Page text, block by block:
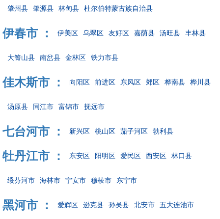
肇州县 肇源县 林甸县 杜尔伯特蒙古族自治县
伊春市 ： 伊美区 乌翠区 友好区 嘉荫县 汤旺县 丰林县
大箐山县 南岔县 金林区 铁力市县
佳木斯市 ： 向阳区 前进区 东风区 郊区 桦南县 桦川县
汤原县 同江市 富锦市 抚远市
七台河市 ： 新兴区 桃山区 茄子河区 勃利县
牡丹江市 ： 东安区 阳明区 爱民区 西安区 林口县
绥芬河市 海林市 宁安市 穆棱市 东宁市
黑河市 ： 爱辉区 逊克县 孙吴县 北安市 五大连池市